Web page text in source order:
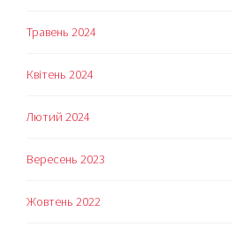
Травень 2024
Квітень 2024
Лютий 2024
Вересень 2023
Жовтень 2022